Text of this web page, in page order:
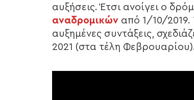
αυξήσεις. Έτσι ανοίγει ο
αναδρομικών από 1/10/2019.
αυξημένες συντάξεις,
2021 (στα τέλη